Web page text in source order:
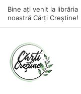
Bine ați venit la librăria
noastră Cărți Creștine!